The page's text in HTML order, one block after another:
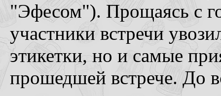
"Эфесом"). Прощаясь с
участники встречи
этикетки, но и самые
прошедшей встрече. До